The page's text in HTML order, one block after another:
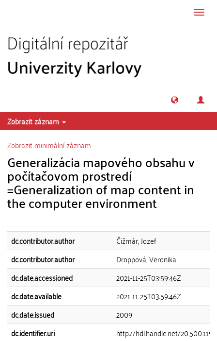
Zobrazit záznam
Zobrazit minimální záznam
Generalizácia mapového obsahu v
počítačovom prostredí
=Generalization of map content in
the computer environment
dc.contributor.author
Čižmár, Jozef
dc.contributor.author
Droppová, Veronika
dc.date.accessioned
2021-11-25T03:59:46Z
dc.date.available
2021-11-25T03:59:46Z
dc.date.issued
2009
dc.identifier.uri
http://hdl.handle.net/